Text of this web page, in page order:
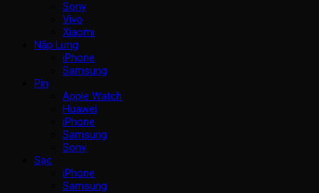
Sony
Vivo
Xiaomi
Nắp Lưng
iPhone
Samsung
Pin
Apple Watch
Huawei
iPhone
Samsung
Sony
Sạc
iPhone
Samsung